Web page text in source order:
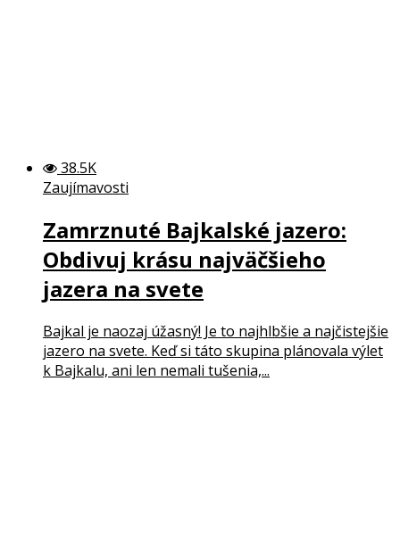
38.5K
Zaujímavosti
Zamrznuté Bajkalské jazero:
Obdivuj krásu najväčšieho
jazera na svete
Bajkal je naozaj úžasný! Je to najhlbšie a najčistejšie
jazero na svete. Keď si táto skupina plánovala výlet
k Bajkalu, ani len nemali tušenia,...